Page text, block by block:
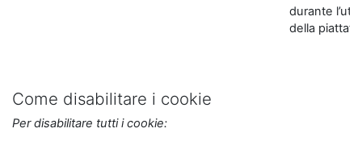
durante
della
Come disabilitare i cookie
Per disabilitare tutti i cookie: